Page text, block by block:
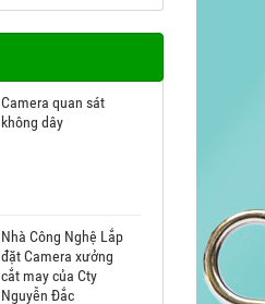
Camera quan sát
không dây
Nhà Công Nghệ Lắp
đặt Camera xưởng
cắt may của Cty
Nguyễn Đắc